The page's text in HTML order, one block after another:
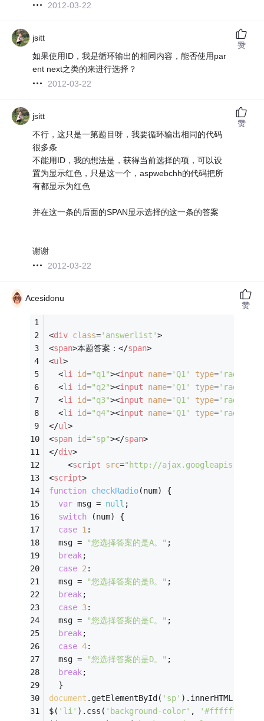
2012-03-22
jsitt
如果使用ID，我是循环输出的相同内容，能否使用par
ent next之类的来进行选择？
2012-03-22
赞
jsitt
不行，这只是一第题目呀，我要循环输出相同的代码
很多条
不能用ID，我的想法是，获得当前选择的项，可以设
置为显示红色，只是这一个，aspwebchh的代码把所
有都显示为红色
并在这一条的后面的SPAN显示选择的这一条的答案
谢谢
2012-03-22
赞
Acesidonu
<div class='answerlist'>
<span>本题答案：</span>
<ul>
<li id="q1"><input name='Q1' type='radio'
<li id="q2"><input name='Q1' type='radio'
<li id="q3"><input name='Q1' type='radio'
<li id="q4"><input name='Q1' type='radio'
</ul>
<span id="sp"></span>
</div>
<script src="http://
<script>
function checkRadio(num) {
var msg = null ;
switch (num) {
case 1 :
  msg =
"您选择答案的是A。" ;
break;
case 2 :
  msg =
"您选择答案的是B。" ;
break;
case 3:
  msg =
"您选择答案的是C。" ;
break;
case 4:
  msg =
"您选择答案的是D。" ;
break;
  }
document .getElementById( 'sp' ).innerHTML =
$( 'li' ).css( 'background-color' , '#ffffff'
赞